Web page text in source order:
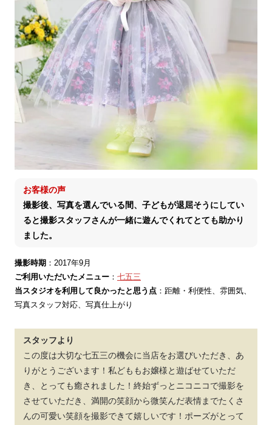
お客様の声
撮影後、写真を選んでいる間、子どもが退屈そうにしてい
ると撮影スタッフさんが一緒に遊んでくれてとても助かり
ました。
撮影時期 ：2017年9月
ご利用いただいたメニュー ： 七五三
当スタジオを利用して良かったと思う点 ：距離・利便性、雰囲気、
写真スタッフ対応、写真仕上がり
スタッフより
この度は大切な七五三の機会に当店をお選びいただき、あ
りがとうございます！私どももお嬢様と遊ばせていただ
き、とっても癒されました！終始ずっとニコニコで撮影を
させていただき、満開の笑顔から微笑んだ表情までたくさ
んの可愛い笑顔を撮影できて嬉しいです！ポーズがとって